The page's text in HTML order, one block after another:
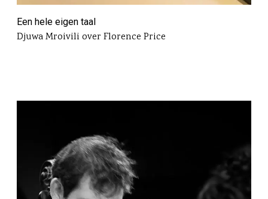
Een hele eigen taal
Djuwa Mroivili over Florence Price